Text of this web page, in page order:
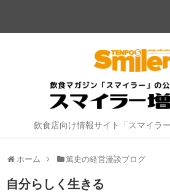
飲食店向け情報サイト「スマイラ
ホーム 篤史の経営漫談ブログ
自分らしく生きる